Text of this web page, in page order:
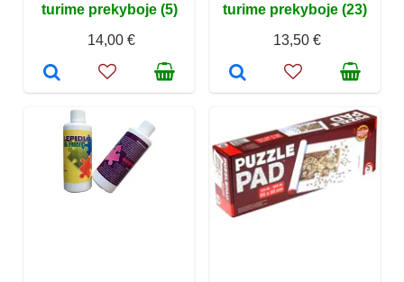
turime prekyboje (5)
14,00 €
turime prekyboje (23)
13,50 €